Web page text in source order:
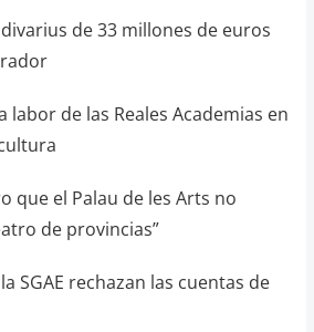
de 33 millones de euros
labor de las Reales Academias en
que el Palau de les Arts no
de provincias”
SGAE rechazan las cuentas de